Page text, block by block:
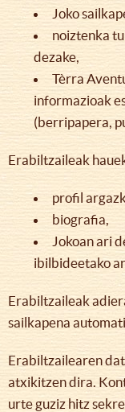
Joko
noiztenka
dezake,
Tèrra
informazioak
(berripapera,
Erabiltzaileak
profil
biografia,
Jokoan ari
ibilbideetako
Erabiltzaileak
sailkapena
Erabiltzailearen
atxikitzen dira.
urte guziz hitz